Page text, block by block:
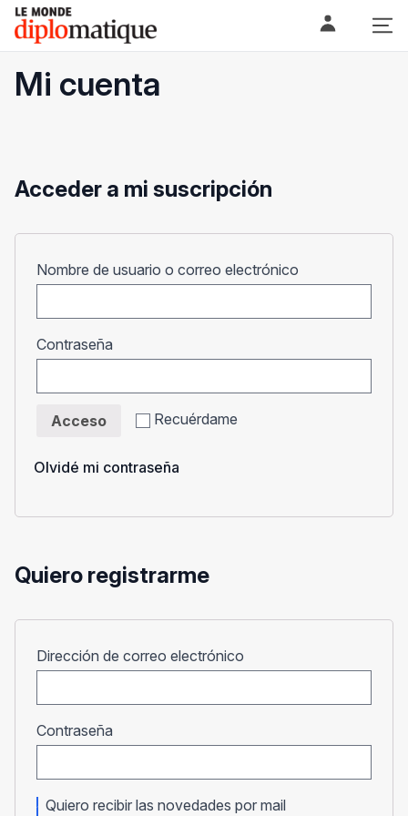
Skip
content
Le monde diplomatique
Mi cuenta
Acceder a mi suscripción
Nombre de usuario o correo electrónico
Contraseña
Recuérdame
Acceso
Olvidé mi contraseña
Quiero registrarme
Dirección de correo electrónico
Contraseña
Quiero recibir las novedades por mail